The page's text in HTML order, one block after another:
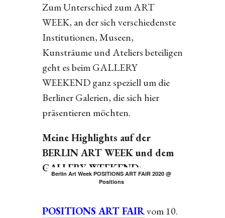
Zum Unterschied zum ART
WEEK, an der sich verschiedenste
Institutionen, Museen,
Kunsträume und Ateliers beteiligen
geht es beim GALLERY
WEEKEND ganz speziell um die
Berliner Galerien, die sich hier
präsentieren möchten.
Meine Highlights auf der
BERLIN ART WEEK und dem
GALLERY WEEKEND:
Berlin Art Week POSITIONS ART FAIR 2020 @
Positions
POSITIONS ART FAIRvom 10.